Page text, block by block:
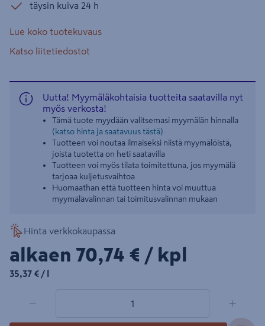
täysin kuiva 24 h
Lue koko tuotekuvaus
Katso liitetiedostot
Uutta! Myymäläkohtaisia tuotteita saatavilla nyt
myös verkosta!
Tämä tuote myydään valitsemasi myymälän hinnalla
(katso hinta ja saatavuus tästä)
Tuotteen voi noutaa ilmaiseksi niistä myymälöistä,
joista tuotetta on heti saatavilla
Tuotteen voi myös tilata toimitettuna, jos myymälä
tarjoaa kuljetusvaihtoa
Huomaathan että tuotteen hinta voi muuttua
myymälävalinnan tai toimitusvalinnan mukaan
Hinta verkkokaupassa
alkaen 70,74€/kpl
70,74 € / kpl
35,37€/l
35,37 € / l
− +